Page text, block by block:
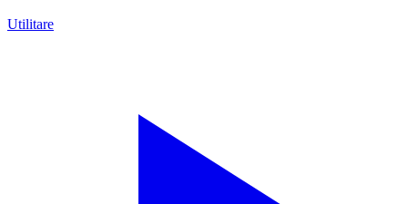
Utilitare